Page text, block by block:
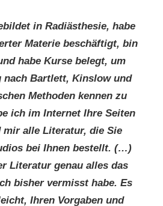
in Radiästhesie, habe
Materie beschäftigt, bin
habe Kurse belegt, um
nach Bartlett, Kinslow und
Methoden kennen zu
ich im Internet Ihre Seiten
mir alle Literatur, die Sie
bei Ihnen bestellt. (…)
Literatur genau alles das
bisher vermisst habe. Es
Ihren Vorgaben und